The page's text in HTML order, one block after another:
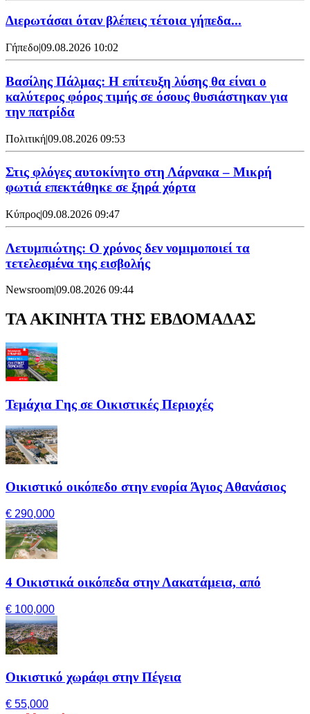
Διερωτάσαι όταν βλέπεις τέτοια γήπεδα...
Γήπεδο|09.08.2026 10:02
Βασίλης Πάλμας: Η επίτευξη λύσης θα είναι ο
καλύτερος φόρος τιμής σε όσους θυσιάστηκαν για
την πατρίδα
Πολιτική|09.08.2026 09:53
Στις φλόγες αυτοκίνητο στη Λάρνακα – Μικρή
φωτιά επεκτάθηκε σε ξηρά χόρτα
Κύπρος|09.08.2026 09:47
Λετυμπιώτης: Ο χρόνος δεν νομιμοποιεί τα
τετελεσμένα της εισβολής
Newsroom09.08.2026 09:44
ΤΑ ΑΚΙΝΗΤΑ ΤΗΣ ΕΒΔΟΜΑΔΑΣ
Τεμάχια Γης σε Οικιστικές Περιοχές
Οικιστικό οικόπεδο στην ενορία Άγιος Αθανάσιος
€ 290,000
4 Οικιστικά οικόπεδα στην Λακατάμεια, από
€ 100,000
Οικιστικό χωράφι στην Πέγεια
€ 55,000